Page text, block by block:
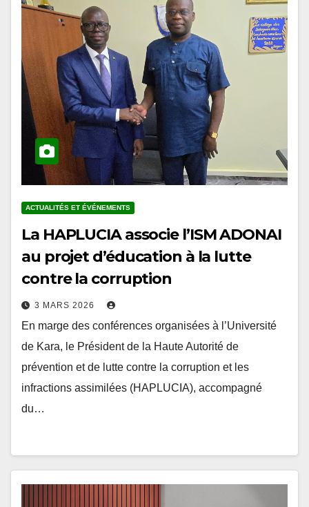
ACTUALITÉS ET ÉVÉNEMENTS
La HAPLUCIA associe l’ISM ADONAI
au projet d’éducation à la lutte
contre la corruption
3 MARS 2026
En marge des conférences organisées à l’Université
de Kara, le Président de la Haute Autorité de
prévention et de lutte contre la corruption et les
infractions assimilées (HAPLUCIA), accompagné
du…